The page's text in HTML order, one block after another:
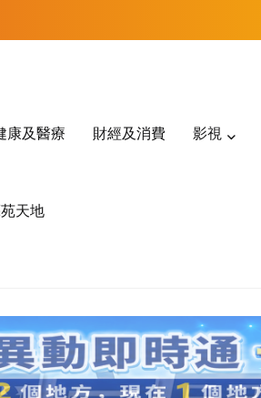
康及醫療 財經及消費 影視
天地